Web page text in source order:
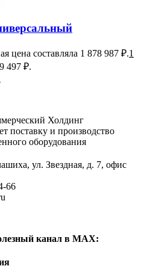
цена составляла 1 878 987 ₽.1
497 ₽.
Холдинг
и производство
оборудования
ул. Звездная, д. 7, офис
66
канал в MAX: